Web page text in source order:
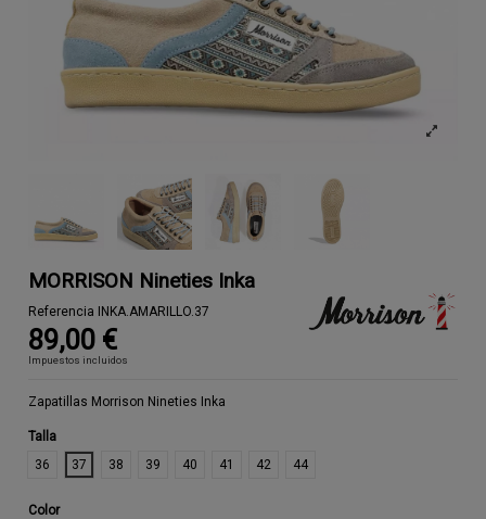
MORRISON Nineties Inka
Referencia INKA.AMARILLO.37
89,00 €
Impuestos incluidos
Zapatillas Morrison Nineties Inka
Talla
36
37 38 39 40 41 42 44
Color